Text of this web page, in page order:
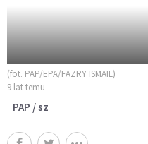
(fot. PAP/EPA/FAZRY ISMAIL)
9 lat temu
PAP / sz